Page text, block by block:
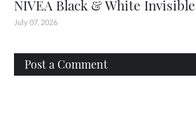
NIVEA Black & White Invisible
July 07, 2026
Post a Comment